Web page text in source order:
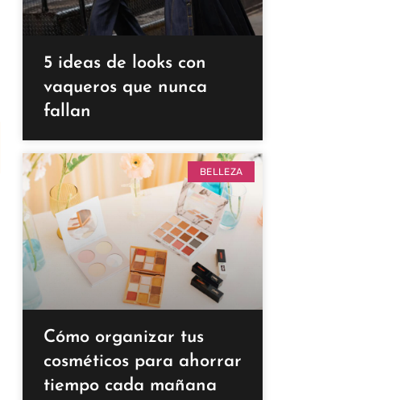
5 ideas de looks con
vaqueros que nunca
fallan
BELLEZA
Cómo organizar tus
cosméticos para ahorrar
tiempo cada mañana